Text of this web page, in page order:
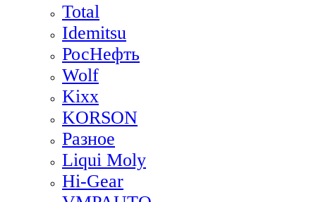
Total
Idemitsu
РосНефть
Wolf
Kixx
KORSON
Разное
Liqui Moly
Hi-Gear